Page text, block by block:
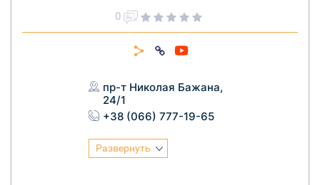
0
пр-т Николая Бажана,
24/1
+38 (066) 777-19-65
Развернуть